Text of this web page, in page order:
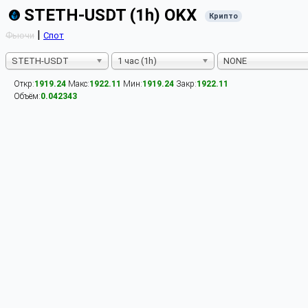
STETH-USDT (1h) OKX Крипто
Фьючи | Спот
STETH-USDT 1 час (1h) NONE
Откр:1919.24 Макс:1922.11 Мин:1919.24 Закр:1922.11
Объём:0.042343